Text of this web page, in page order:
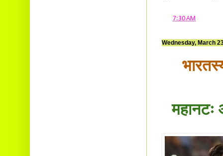
7:30 AM
Wednesday, March
महानटः